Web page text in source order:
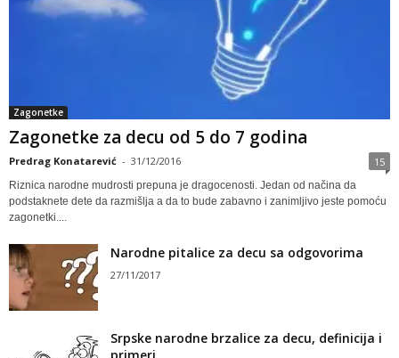
Zagonetke
Zagonetke za decu od 5 do 7 godina
Predrag Konatarević - 31/12/2016 15
Riznica narodne mudrosti prepuna je dragocenosti. Jedan od načina da
podstaknete dete da razmišlja a da to bude zabavno i zanimljivo jeste pomoću
zagonetki....
Narodne pitalice za decu sa odgovorima
27/11/2017
Srpske narodne brzalice za decu, definicija i